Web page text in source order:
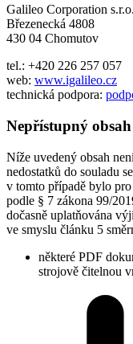
Galileo Corporation s.r.o.
Březenecká 4808
430 04 Chomutov
tel.: +420 226 257 057
web: www.igalileo.cz
technická podpora:
Nepřístupný obsah
Níže uvedený obsah
nedostatků do souladu
v tomto případě bylo
podle § 7 zákona 99/
dočasně uplatňována
ve smyslu článku 5
některé PDF
strojově čitelnou